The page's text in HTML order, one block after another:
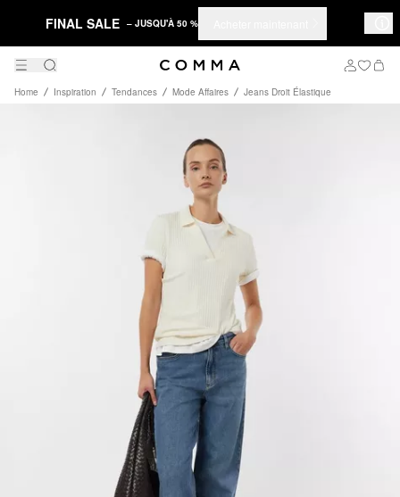
FINAL SALE – JUSQU'À 50 %
Home Inspiration Tendances Mode Affaires Jeans Droit Élastique